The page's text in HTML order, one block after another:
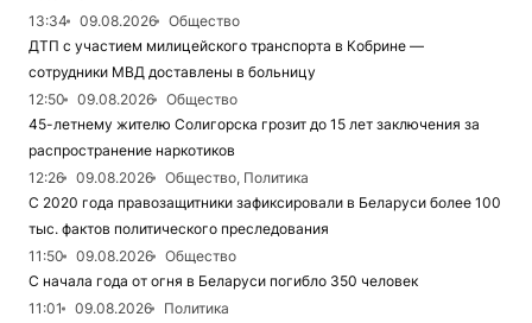
13:34
09.08.2026
Общество
ДТП с участием милицейского транспорта в Кобрине —
сотрудники МВД доставлены в больницу
12:50
09.08.2026
Общество
45-летнему жителю Солигорска грозит до 15 лет заключения за
распространение наркотиков
12:26
09.08.2026
Общество, Политика
С 2020 года правозащитники зафиксировали в Беларуси более 100
тыс. фактов политического преследования
11:50
09.08.2026
Общество
С начала года от огня в Беларуси погибло 350 человек
11:01
09.08.2026
Политика